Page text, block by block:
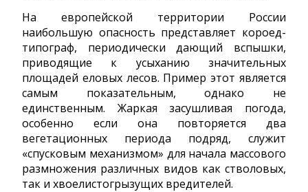
На европейской территории России
наибольшую опасность представляет короед-
типограф, периодически дающий вспышки,
приводящие к усыханию значительных
площадей еловых лесов. Пример этот является
самым показательным, однако не
единственным. Жаркая засушливая погода,
особенно если она повторяется два
вегетационных периода подряд, служит
«спусковым механизмом» для начала массового
размножения различных видов как стволовых,
так и хвоелистогрызущих вредителей.